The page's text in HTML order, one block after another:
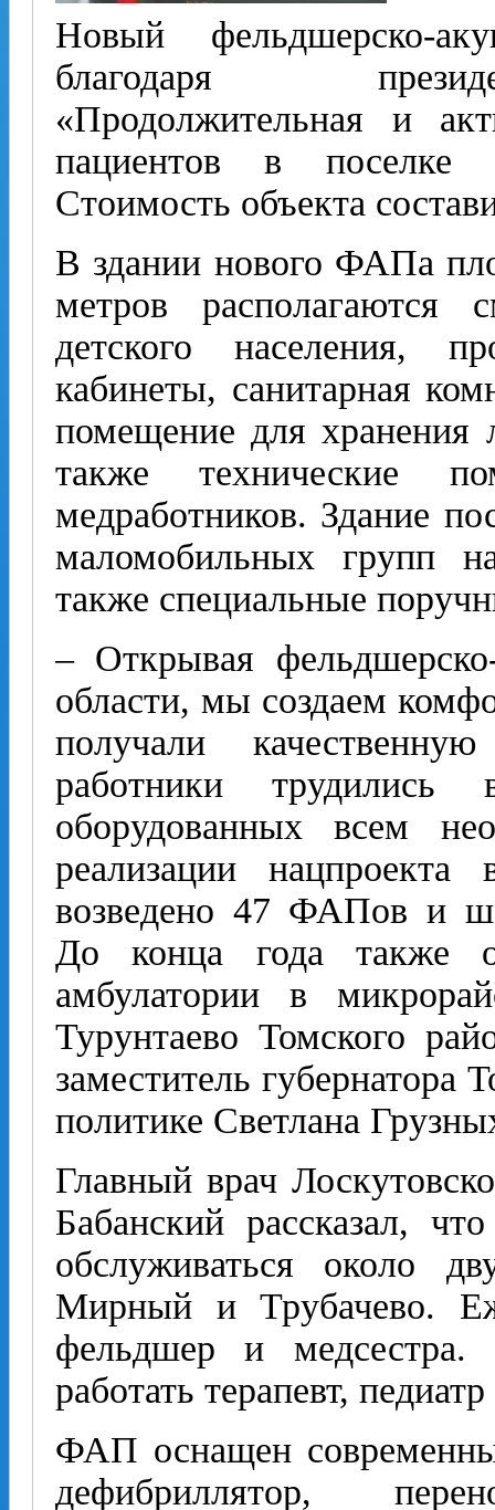
Новый фельдшерско-
благодаря
«Продолжительная и
пациентов в поселке
Стоимость объекта
В здании нового ФАПа
метров располагаются
детского населения,
кабинеты, санитарная
помещение для хранения
также технические
медработников. Здание
маломобильных групп
также специальные
– Открывая
области, мы создаем
получали
работники трудились
оборудованных всем
реализации
возведено 47 ФАПов и
До конца года также
амбулатории в
Турунтаево Томского
заместитель губернатора
политике Светлана
Главный врач
Бабанский рассказал,
обслуживаться около
Мирный и Трубачево.
фельдшер и
работать терапевт,
ФАП оснащен
дефибриллятор,